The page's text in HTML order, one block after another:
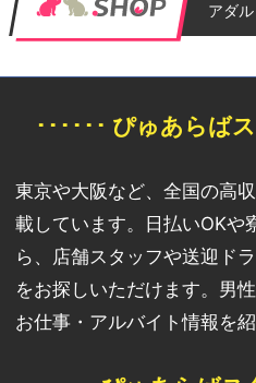
アダ
･･････ ぴゅあらば
東京や大阪など、全国の高
載しています。日払いOKや
ら、店舗スタッフや送迎ド
をお探しいただけます。男
お仕事・アルバイト情報を紹